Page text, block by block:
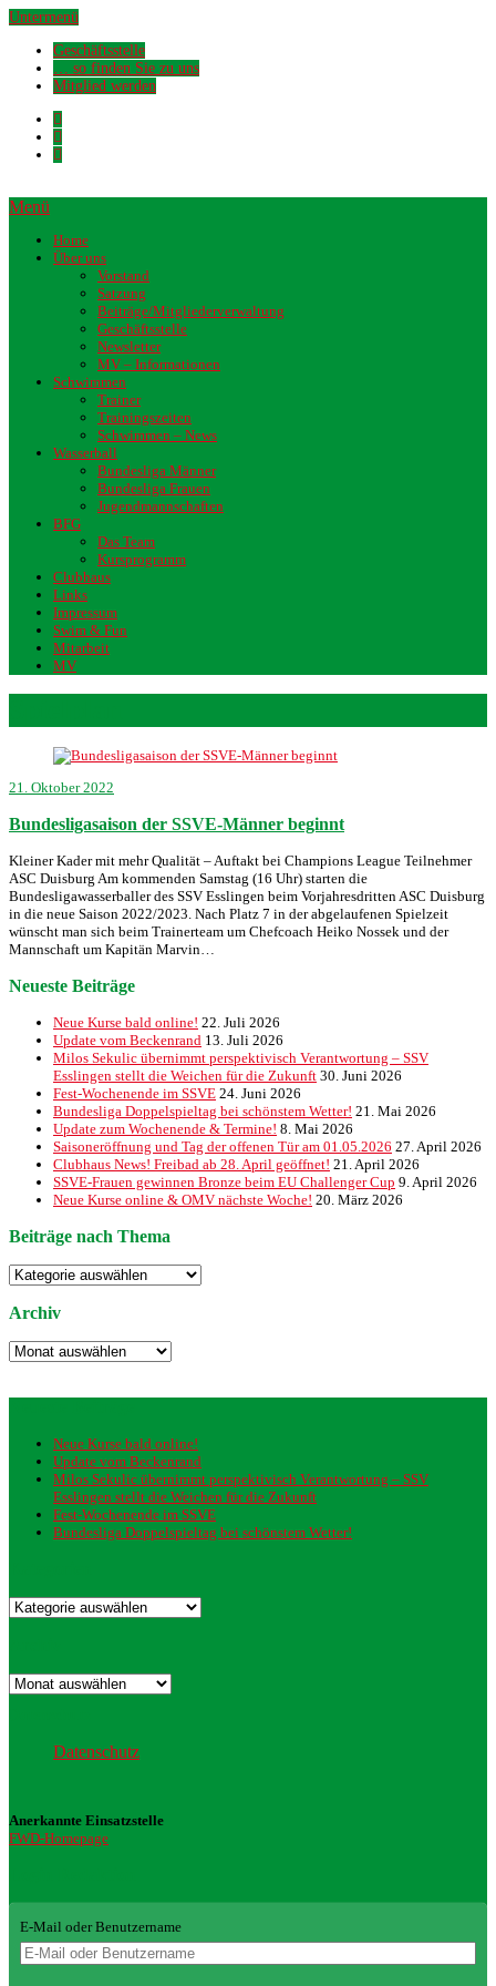
Untermenü
Geschäftsstelle
… so finden Sie zu uns
Mitglied werden
Menü
Home
Über uns
Vorstand
Satzung
Beiträge/Mitgliederverwaltung
Geschäftsstelle
Newsletter
MV – Informationen
Schwimmen
Trainer
Trainingszeiten
Schwimmen – News
Wasserball
Bundesliga Männer
Bundesliga Frauen
Jugendmannschaften
BFG
Das Team
Kursprogramm
Clubhaus
Links
Impressum
Swim & Fun
Mitarbeit
MV
21. Oktober 2022
Bundesligasaison der SSVE-Männer beginnt
Kleiner Kader mit mehr Qualität – Auftakt bei Champions League Teilnehmer
ASC Duisburg Am kommenden Samstag (16 Uhr) starten die
Bundesligawasserballer des SSV Esslingen beim Vorjahresdritten ASC Duisburg
in die neue Saison 2022/2023. Nach Platz 7 in der abgelaufenen Spielzeit
wünscht man sich beim Trainerteam um Chefcoach Heiko Nossek und der
Mannschaft um Kapitän Marvin…
Neueste Beiträge
Neue Kurse bald online! 22. Juli 2026
Update vom Beckenrand 13. Juli 2026
Milos Sekulic übernimmt perspektivisch Verantwortung – SSV
Esslingen stellt die Weichen für die Zukunft 30. Juni 2026
Fest-Wochenende im SSVE 24. Juni 2026
Bundesliga Doppelspieltag bei schönstem Wetter! 21. Mai 2026
Update zum Wochenende & Termine! 8. Mai 2026
Saisoneröffnung und Tag der offenen Tür am 01.05.2026 27. April 2026
Clubhaus News! Freibad ab 28. April geöffnet! 21. April 2026
SSVE-Frauen gewinnen Bronze beim EU Challenger Cup 9. April 2026
Neue Kurse online & OMV nächste Woche! 20. März 2026
Beiträge nach Thema
Beiträge
nach
Thema
Archiv
Archiv
Neue Kurse bald online!
Update vom Beckenrand
Milos Sekulic übernimmt perspektivisch Verantwortung – SSV
Esslingen stellt die Weichen für die Zukunft
Fest-Wochenende im SSVE
Bundesliga Doppelspieltag bei schönstem Wetter!
Kategorien
Archiv
Datenschutz
Anerkannte Einsatzstelle
FWD-Homepage
E-Mail oder Benutzername